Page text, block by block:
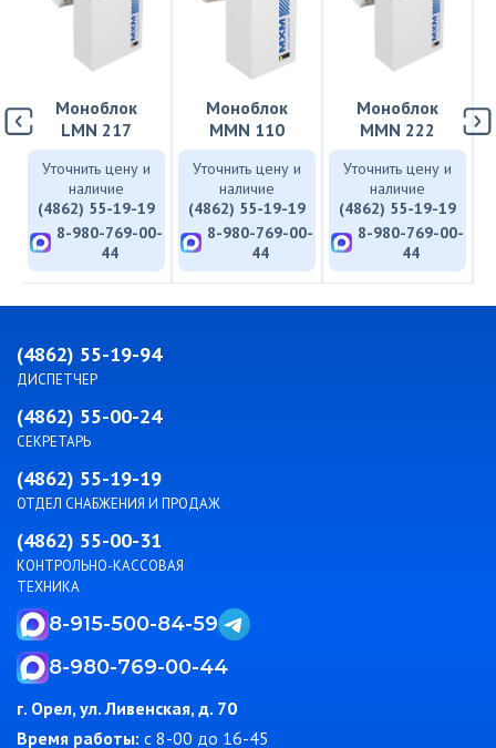
Моноблок
LMN 217
Уточнить цену и
наличие
(4862) 55-19-19
8-980-769-00-
44
Моноблок
MMN 110
Уточнить цену и
наличие
(4862) 55-19-19
8-980-769-00-
44
Моноблок
MMN 222
Уточнить цену и
наличие
(4862) 55-19-19
8-980-769-00-
44
(4862) 55-19-94
ДИСПЕТЧЕР
(4862) 55-00-24
СЕКРЕТАРЬ
(4862) 55-19-19
ОТДЕЛ СНАБЖЕНИЯ И ПРОДАЖ
(4862) 55-00-31
КОНТРОЛЬНО-КАССОВАЯ
ТЕХНИКА
8-915-500-84-59
8-980-769-00-44
г. Орел, ул. Ливенская, д. 70
Время работы: c 8-00 до 16-45